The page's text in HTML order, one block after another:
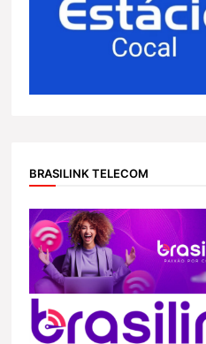
BRASILINK TELECOM